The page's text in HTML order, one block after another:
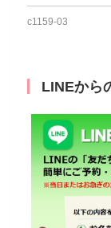
c1159-03
LINEから